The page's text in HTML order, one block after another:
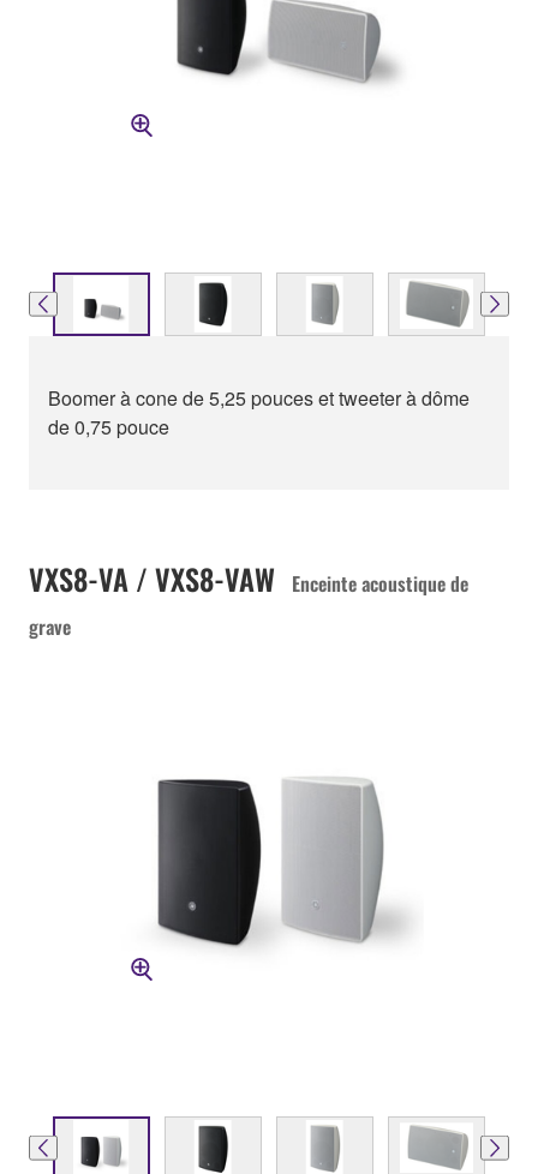
Boomer à cone de 5,25 pouces et tweeter à dôme
de 0,75 pouce
VXS8-VA / VXS8-VAW
Enceinte acoustique de
grave